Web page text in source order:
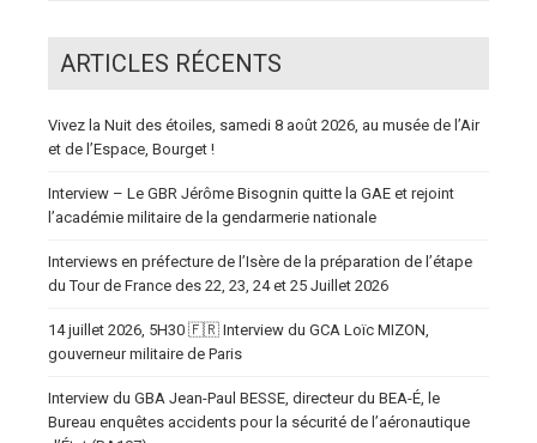
ARTICLES RÉCENTS
Vivez la Nuit des étoiles, samedi 8 août 2026, au musée de l’Air
et de l’Espace, Bourget !
Interview – Le GBR Jérôme Bisognin quitte la GAE et rejoint
l’académie militaire de la gendarmerie nationale
Interviews en préfecture de l’Isère de la préparation de l’étape
du Tour de France des 22, 23, 24 et 25 Juillet 2026
14 juillet 2026, 5H30 🇫🇷 Interview du GCA Loïc MIZON,
gouverneur militaire de Paris
Interview du GBA Jean-Paul BESSE, directeur du BEA-É, le
Bureau enquêtes accidents pour la sécurité de l’aéronautique